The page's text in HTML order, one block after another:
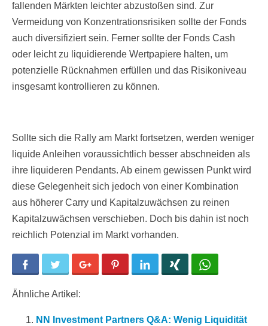
fallenden Märkten leichter abzustoßen sind. Zur
Vermeidung von Konzentrationsrisiken sollte der Fonds
auch diversifiziert sein. Ferner sollte der Fonds Cash
oder leicht zu liquidierende Wertpapiere halten, um
potenzielle Rücknahmen erfüllen und das Risikoniveau
insgesamt kontrollieren zu können.
Sollte sich die Rally am Markt fortsetzen, werden weniger
liquide Anleihen voraussichtlich besser abschneiden als
ihre liquideren Pendants. Ab einem gewissen Punkt wird
diese Gelegenheit sich jedoch von einer Kombination
aus höherer Carry und Kapitalzuwächsen zu reinen
Kapitalzuwächsen verschieben. Doch bis dahin ist noch
reichlich Potenzial im Markt vorhanden.
Facebook Twitter Google+ Pinterest LinkedIn
Ähnliche Artikel:
NN Investment Partners Q&A: Wenig Liquidität